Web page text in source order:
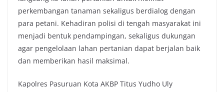
perkembangan tanaman sekaligus berdialog dengan
para petani. Kehadiran polisi di tengah masyarakat ini
menjadi bentuk pendampingan, sekaligus dukungan
agar pengelolaan lahan pertanian dapat berjalan baik
dan memberikan hasil maksimal.
Kapolres Pasuruan Kota AKBP Titus Yudho Uly